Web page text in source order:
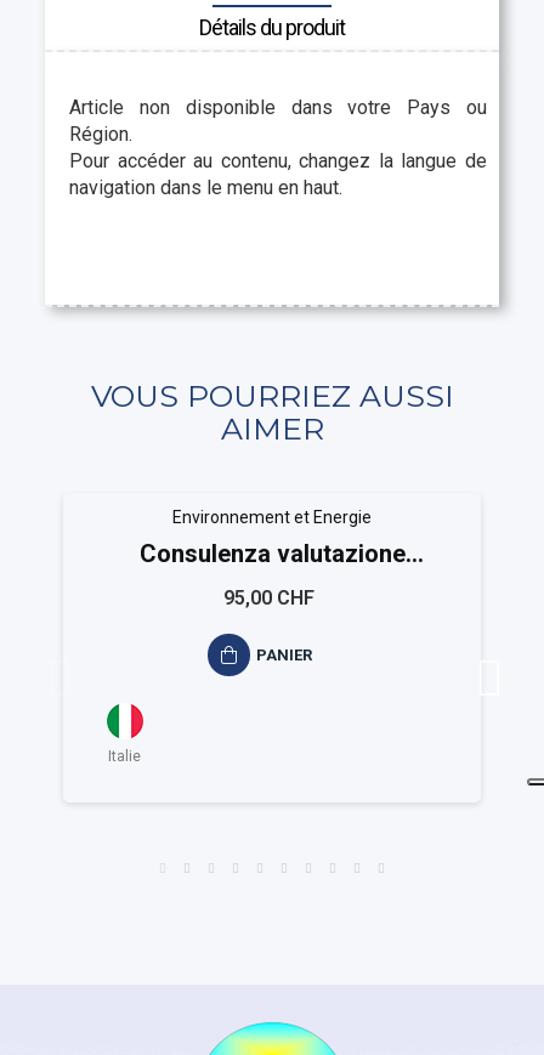
Détails du produit
Article non disponible dans votre Pays ou
Région.
Pour accéder au contenu, changez la langue de
navigation dans le menu en haut.
VOUS POURRIEZ AUSSI
AIMER
Environnement et Energie
Consulenza valutazione
ambientale ISO 14025
95,00 CHF
PANIER
Italie